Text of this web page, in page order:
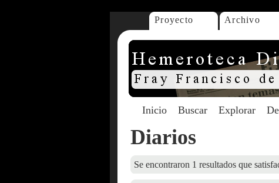
Proyecto Archivo
Inicio Buscar Explorar
Diarios
Se encontraron 1 resultados que